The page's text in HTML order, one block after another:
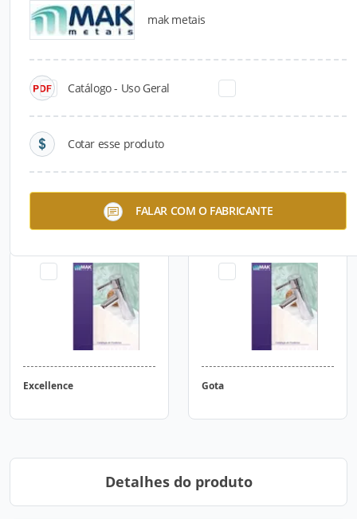
mak metais
Catálogo - Uso Geral
Cotar esse produto
FALAR COM O FABRICANTE
Catálogos para Download
Excellence Gota
Detalhes do produto